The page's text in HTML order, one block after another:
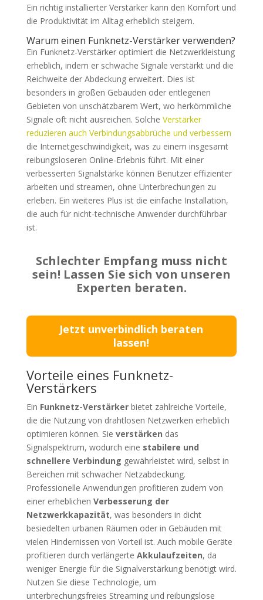
Ein richtig installierter Verstärker kann den Komfort und
die Produktivität im Alltag erheblich steigern.
Warum einen Funknetz-Verstärker verwenden?
Ein Funknetz-Verstärker optimiert die Netzwerkleistung
erheblich, indem er schwache Signale verstärkt und die
Reichweite der Abdeckung erweitert. Dies ist
besonders in großen Gebäuden oder entlegenen
Gebieten von unschätzbarem Wert, wo herkömmliche
Signale oft nicht ausreichen. Solche Verstärker
reduzieren auch Verbindungsabbrüche und verbessern
die Internetgeschwindigkeit, was zu einem insgesamt
reibungsloseren Online-Erlebnis führt. Mit einer
verbesserten Signalstärke können Benutzer effizienter
arbeiten und streamen, ohne Unterbrechungen zu
erleben. Ein weiteres Plus ist die einfache Installation,
die auch für nicht-technische Anwender durchführbar
ist.
Schlechter Empfang muss nicht
sein! Lassen Sie sich von unseren
Experten beraten.
Jetzt unverbindlich beraten
lassen!
Vorteile eines Funknetz-
Verstärkers
Ein Funknetz-Verstärkerbietet zahlreiche Vorteile,
die die Nutzung von drahtlosen Netzwerken erheblich
optimieren können. Sie verstärken das
Signalspektrum, wodurch eine stabilere und
schnellere Verbindung gewährleistet wird, selbst in
Bereichen mit schwacher Netzabdeckung.
Professionelle Anwendungen profitieren zudem von
einer erheblichen Verbesserung der
Netzwerkkapazität, was besonders in dicht
besiedelten urbanen Räumen oder in Gebäuden mit
vielen Hindernissen von Vorteil ist. Auch mobile Geräte
profitieren durch verlängerte Akkulaufzeiten, da
weniger Energie für die Signalverstärkung benötigt wird.
Nutzen Sie diese Technologie, um
unterbrechungsfreies Streaming und reibungslose